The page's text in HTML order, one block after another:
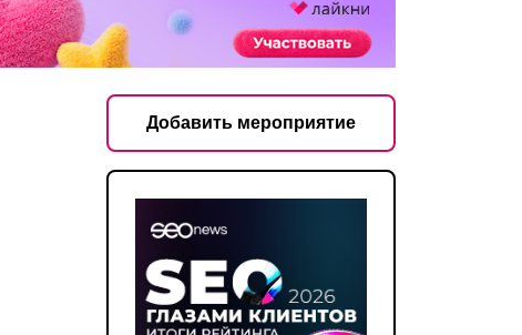
Добавить мероприятие